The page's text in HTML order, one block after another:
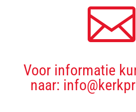

Voor informatie
naar: